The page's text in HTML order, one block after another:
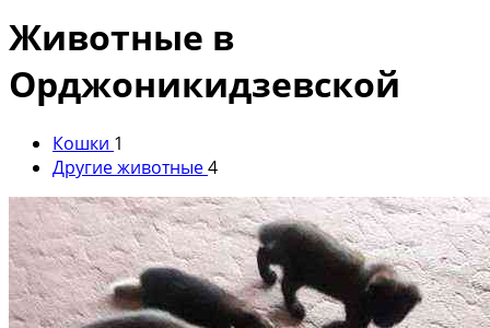
Животные в
Орджоникидзевской
Кошки 1
Другие животные4